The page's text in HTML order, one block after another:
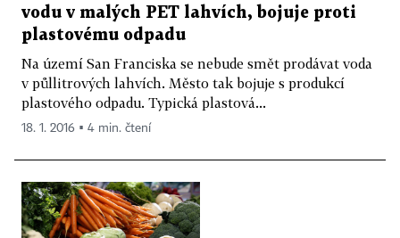
vodu v malých PET lahvích, bojuje proti
plastovému odpadu
Na území San Franciska se nebude smět prodávat voda
v půllitrových lahvích. Město tak bojuje s produkcí
plastového odpadu. Typická plastová...
18. 1. 2016 ▪ 4 min. čtení